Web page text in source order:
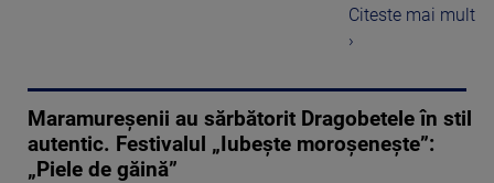
Citeste mai mult
›
Maramureșenii au sărbătorit Dragobetele în stil
autentic. Festivalul „Iubește moroșenește”:
„Piele de găină”